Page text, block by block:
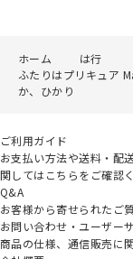
ホーム は行
ふたりはプリキュア
か、ひかり
ご利用ガイド
お支払い方法や送料・配
関してはこちらをご確認く
Q&A
お客様から寄せられたご
お問い合わせ・ユーザー
商品の仕様、通信販売に